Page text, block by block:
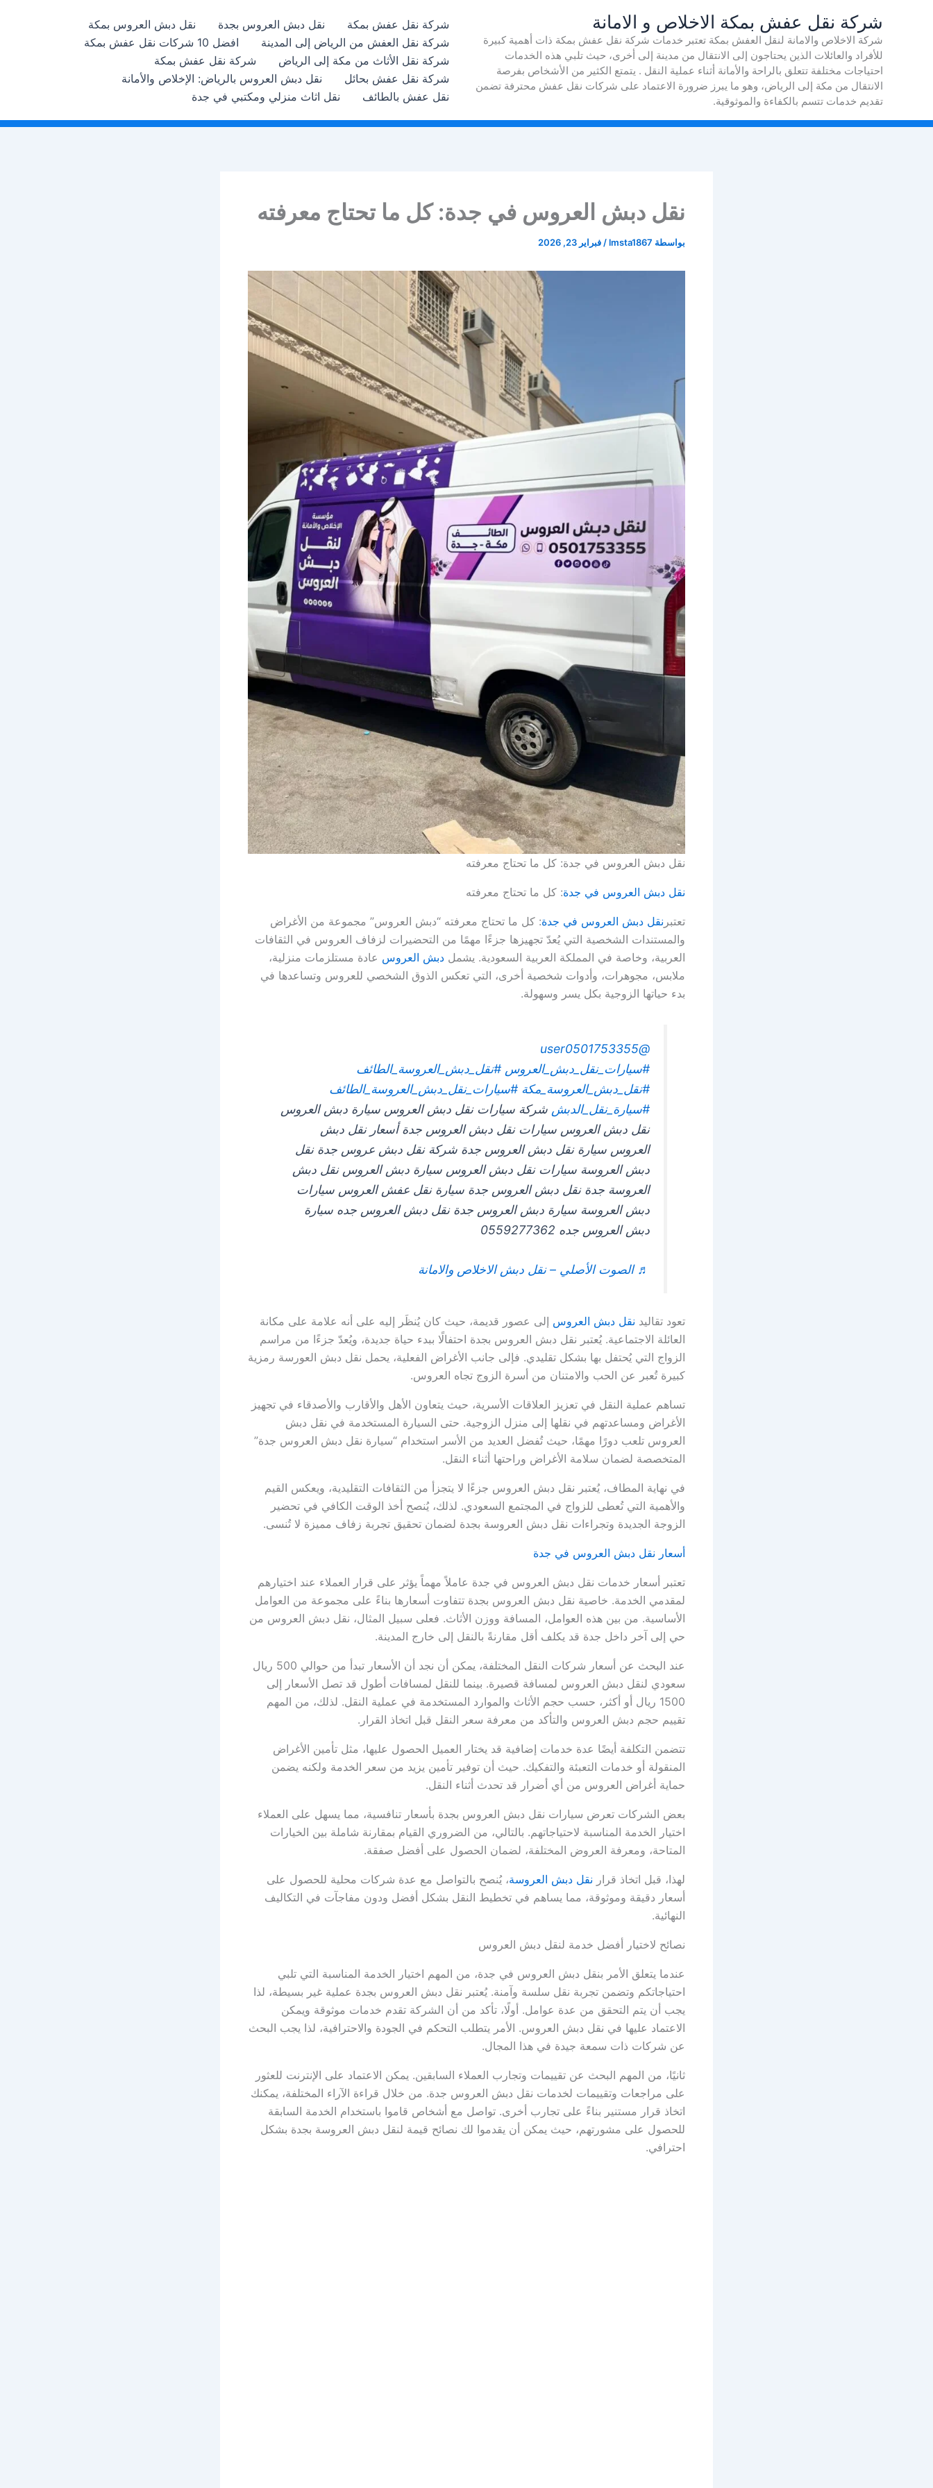
شركة نقل عفش بمكة الاخلاص و الامانة
شركة الاخلاص والامانة لنقل العفش بمكة تعتبر خدمات شركة نقل عفش بمكة ذات أهمية كبيرة
للأفراد والعائلات الذين يحتاجون إلى الانتقال من مدينة إلى أخرى، حيث تلبي هذه الخدمات
احتياجات مختلفة تتعلق بالراحة والأمانة أثناء عملية النقل . يتمتع الكثير من الأشخاص بفرصة
الانتقال من مكة إلى الرياض، وهو ما يبرز ضرورة الاعتماد على شركات نقل عفش محترفة تضمن
تقديم خدمات تتسم بالكفاءة والموثوقية.
شركة نقل عفش بمكة نقل دبش العروس بجدة
نقل دبش العروس بمكة
شركة نقل العفش من الرياض إلى المدينة
افضل 10 شركات نقل عفش بمكة
شركة نقل الأثاث من مكة إلى الرياض
شركة نقل عفش بمكة
شركة نقل عفش بحائل
نقل دبش العروس بالرياض: الإخلاص والأمانة
نقل عفش بالطائف
نقل اثاث منزلي ومكتبي في جدة
نقل دبش العروس في جدة: كل ما تحتاج معرفته
بواسطة lmsta1867
/ فبراير 23, 2026
نقل دبش العروس في جدة: كل ما تحتاج معرفته
نقل دبش العروس في جدة: كل ما تحتاج معرفته
تعتبر نقل دبش العروس في جدة: كل ما تحتاج معرفته “دبش العروس” مجموعة من الأغراض
والمستندات الشخصية التي يُعدّ تجهيزها جزءًا مهمًا من التحضيرات لزفاف العروس في الثقافات
العربية، وخاصة في المملكة العربية السعودية. يشمل دبش العروس عادة مستلزمات منزلية،
ملابس، مجوهرات، وأدوات شخصية أخرى، التي تعكس الذوق الشخصي للعروس وتساعدها في
بدء حياتها الزوجية بكل يسر وسهولة.
@user0501753355
#سيارات_نقل_دبش_العروس #نقل_دبش_العروسة_الطائف
#نقل_دبش_العروسة_مكة #سيارات_نقل_دبش_العروسة_الطائف
#سيارة_نقل_الدبش
شركة سيارات نقل دبش العروس سيارة دبش العروس
نقل دبش العروس سيارات نقل دبش العروس جدة أسعار نقل دبش
العروس سيارة نقل دبش العروس جدة شركة نقل دبش عروس جدة نقل
دبش العروسة سيارات نقل دبش العروس سيارة دبش العروس نقل دبش
العروسة جدة نقل دبش العروس جدة سيارة نقل عفش العروس سيارات
دبش العروسة سيارة دبش العروس جدة نقل دبش العروس جده سيارة
دبش العروس جده 0559277362
♬ الصوت الأصلي – نقل دبش الاخلاص والامانة
تعود تقاليد نقل دبش العروس إلى عصور قديمة، حيث كان يُنظَر إليه على أنه علامة على مكانة
العائلة الاجتماعية. يُعتبر نقل دبش العروس بجدة احتفالًا ببدء حياة جديدة، ويُعدّ جزءًا من مراسم
الزواج التي يُحتفل بها بشكل تقليدي. فإلى جانب الأغراض الفعلية، يحمل نقل دبش العورسة رمزية
كبيرة تُعبر عن الحب والامتنان من أسرة الزوج تجاه العروس.
تساهم عملية النقل في تعزيز العلاقات الأسرية، حيث يتعاون الأهل والأقارب والأصدقاء في تجهيز
الأغراض ومساعدتهم في نقلها إلى منزل الزوجية. حتى السيارة المستخدمة في نقل دبش
العروس تلعب دورًا مهمًا، حيث تُفضل العديد من الأسر استخدام “سيارة نقل دبش العروس جدة”
المتخصصة لضمان سلامة الأغراض وراحتها أثناء النقل.
في نهاية المطاف، يُعتبر نقل دبش العروس جزءًا لا يتجزأ من الثقافات التقليدية، ويعكس القيم
والأهمية التي تُعطى للزواج في المجتمع السعودي. لذلك، يُنصح أخذ الوقت الكافي في تحضير
الزوجة الجديدة وتجراءات نقل دبش العروسة بجدة لضمان تحقيق تجربة زفاف مميزة لا تُنسى.
أسعار نقل دبش العروس في جدة
تعتبر أسعار خدمات نقل دبش العروس في جدة عاملاً مهماً يؤثر على قرار العملاء عند اختيارهم
لمقدمي الخدمة. خاصية نقل دبش العروس بجدة تتفاوت أسعارها بناءً على مجموعة من العوامل
الأساسية. من بين هذه العوامل، المسافة ووزن الأثاث. فعلى سبيل المثال، نقل دبش العروس من
حي إلى آخر داخل جدة قد يكلف أقل مقارنةً بالنقل إلى خارج المدينة.
عند البحث عن أسعار شركات النقل المختلفة، يمكن أن نجد أن الأسعار تبدأ من حوالي 500 ريال
سعودي لنقل دبش العروس لمسافة قصيرة. بينما للنقل لمسافات أطول قد تصل الأسعار إلى
1500 ريال أو أكثر، حسب حجم الأثاث والموارد المستخدمة في عملية النقل. لذلك، من المهم
تقييم حجم دبش العروس والتأكد من معرفة سعر النقل قبل اتخاذ القرار.
تتضمن التكلفة أيضًا عدة خدمات إضافية قد يختار العميل الحصول عليها، مثل تأمين الأغراض
المنقولة أو خدمات التعبئة والتفكيك. حيث أن توفير تأمين يزيد من سعر الخدمة ولكنه يضمن
حماية أغراض العروس من أي أضرار قد تحدث أثناء النقل.
بعض الشركات تعرض سيارات نقل دبش العروس بجدة بأسعار تنافسية، مما يسهل على العملاء
اختيار الخدمة المناسبة لاحتياجاتهم. بالتالي، من الضروري القيام بمقارنة شاملة بين الخيارات
المتاحة، ومعرفة العروض المختلفة، لضمان الحصول على أفضل صفقة.
لهذا، قبل اتخاذ قرار نقل دبش العروسة، يُنصح بالتواصل مع عدة شركات محلية للحصول على
أسعار دقيقة وموثوقة، مما يساهم في تخطيط النقل بشكل أفضل ودون مفاجآت في التكاليف
النهائية.
نصائح لاختيار أفضل خدمة لنقل دبش العروس
عندما يتعلق الأمر بنقل دبش العروس في جدة، من المهم اختيار الخدمة المناسبة التي تلبي
احتياجاتكم وتضمن تجربة نقل سلسة وآمنة. يُعتبر نقل دبش العروس بجدة عملية غير بسيطة، لذا
يجب أن يتم التحقق من عدة عوامل. أولًا، تأكد من أن الشركة تقدم خدمات موثوقة ويمكن
الاعتماد عليها في نقل دبش العروس. الأمر يتطلب التحكم في الجودة والاحترافية، لذا يجب البحث
عن شركات ذات سمعة جيدة في هذا المجال.
ثانيًا، من المهم البحث عن تقييمات وتجارب العملاء السابقين. يمكن الاعتماد على الإنترنت للعثور
على مراجعات وتقييمات لخدمات نقل دبش العروس جدة. من خلال قراءة الآراء المختلفة، يمكنك
اتخاذ قرار مستنير بناءً على تجارب أخرى. تواصل مع أشخاص قاموا باستخدام الخدمة السابقة
للحصول على مشورتهم، حيث يمكن أن يقدموا لك نصائح قيمة لنقل دبش العروسة بجدة بشكل
احترافي.